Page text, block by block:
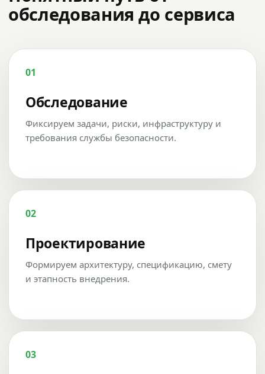
обследования до сервиса
01
Обследование
Фиксируем задачи, риски, инфраструктуру и
требования службы безопасности.
02
Проектирование
Формируем архитектуру, спецификацию, смету
и этапность внедрения.
03